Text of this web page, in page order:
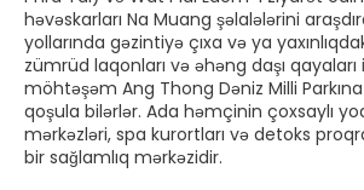
həvəskarları Na Muang şəlalələrini
yollarında gəzintiyə çıxa və ya
zümrüd laqonları və əhəng daşı
möhtəşəm Ang Thong Dəniz Milli
qoşula bilərlər. Ada həmçinin çoxsaylı
mərkəzləri, spa kurortları və detoks
bir sağlamlıq mərkəzidir.